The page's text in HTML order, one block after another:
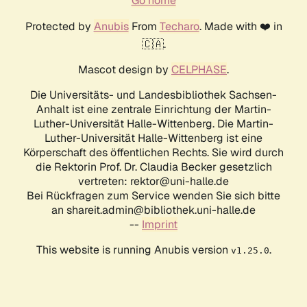
Protected by AnubisFrom Techaro. Made with ❤️ in
🇨🇦.
Mascot design by CELPHASE.
Die Universitäts- und Landesbibliothek Sachsen-
Anhalt ist eine zentrale Einrichtung der Martin-
Luther-Universität Halle-Wittenberg. Die Martin-
Luther-Universität Halle-Wittenberg ist eine
Körperschaft des öffentlichen Rechts. Sie wird durch
die Rektorin Prof. Dr. Claudia Becker gesetzlich
vertreten: rektor@uni-halle.de
Bei Rückfragen zum Service wenden Sie sich bitte
an shareit.admin@bibliothek.uni-halle.de
-- Imprint
This website is running Anubis version v1.25.0.